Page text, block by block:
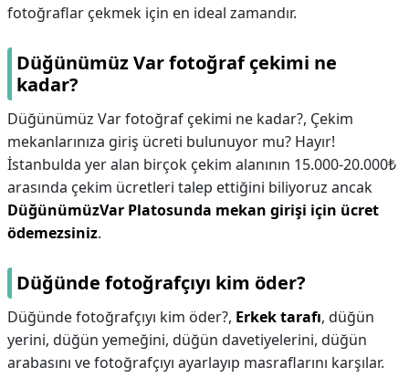
fotoğraflar çekmek için en ideal zamandır.
Düğünümüz Var fotoğraf çekimi ne
kadar?
Düğünümüz Var fotoğraf çekimi ne kadar?, Çekim
mekanlarınıza giriş ücreti bulunuyor mu? Hayır!
İstanbulda yer alan birçok çekim alanının 15.000-20.000₺
arasında çekim ücretleri talep ettiğini biliyoruz ancak
DüğünümüzVar Platosunda mekan girişi için ücret
ödemezsiniz.
Düğünde fotoğrafçıyı kim öder?
Düğünde fotoğrafçıyı kim öder?, Erkek tarafı, düğün
yerini, düğün yemeğini, düğün davetiyelerini, düğün
arabasını ve fotoğrafçıyı ayarlayıp masraflarını karşılar.